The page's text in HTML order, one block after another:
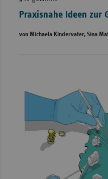
Praxisnahe Ideen zur
von Michaela Kindervater, Sina